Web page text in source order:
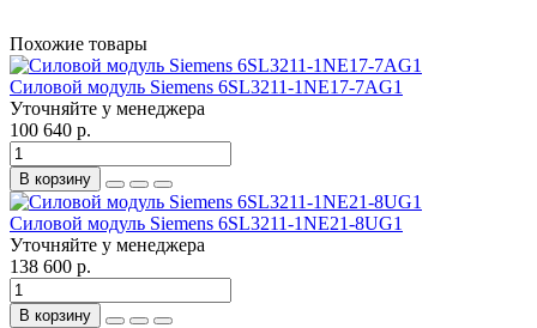
Похожие товары
Силовой модуль Siemens 6SL3211-1NE17-7AG1
Уточняйте у менеджера
100 640 р.
В корзину
Силовой модуль Siemens 6SL3211-1NE21-8UG1
Уточняйте у менеджера
138 600 р.
В корзину